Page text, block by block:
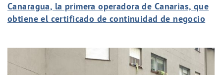
Canaragua, la primera operadora de Canarias, que
obtiene el certificado de continuidad de negocio